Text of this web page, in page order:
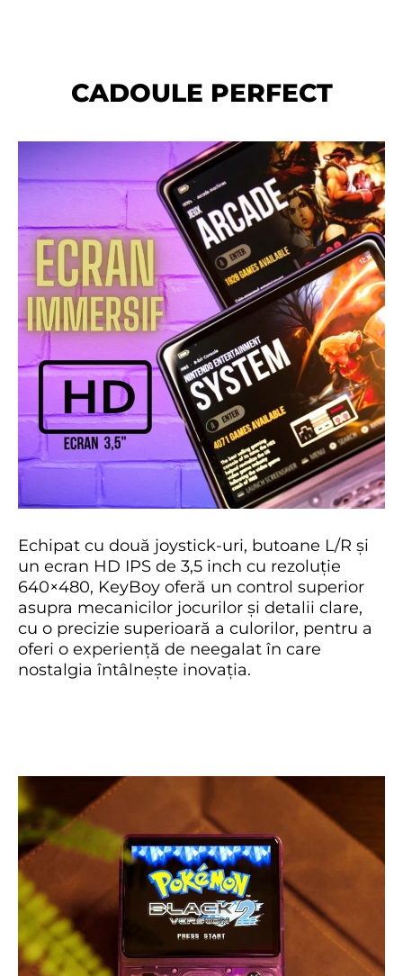
CADOULE PERFECT
Echipat cu două joystick-uri, butoane L/R și
un ecran HD IPS de 3,5 inch cu rezoluție
640×480, KeyBoy oferă un control superior
asupra mecanicilor jocurilor și detalii clare,
cu o precizie superioară a culorilor, pentru a
oferi o experiență de neegalat în care
nostalgia întâlnește inovația.